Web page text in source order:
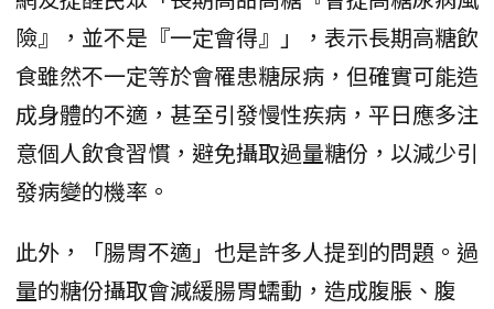
險』，並不是『一定會得』」，表示長期高糖飲
食雖然不一定等於會罹患糖尿病，但確實可能造
成身體的不適，甚至引發慢性疾病，平日應多注
意個人飲食習慣，避免攝取過量糖份，以減少引
發病變的機率。
此外，「腸胃不適」也是許多人提到的問題。過
量的糖份攝取會減緩腸胃蠕動，造成腹脹、腹